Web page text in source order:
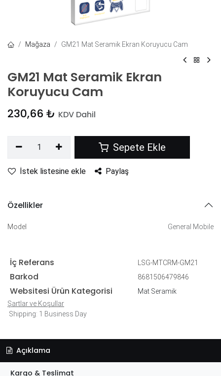
Mağaza GM21 Mat Seramik Ekran Koruyucu Cam
GM21 Mat Seramik Ekran
Koruyucu Cam
230,66 ₺ KDV Dahil
Sepete Ekle
İstek listesine ekle Paylaş
Özellikler
Model General Mobile
İç Referans LSG-MTCRM-GM21
Barkod 8681506479846
Websitesi Ürün Kategorisi
Mat Seramik
Şartlar ve Koşullar
Shipping: 1 Business Day
Açıklama
Kargo & Teslimat